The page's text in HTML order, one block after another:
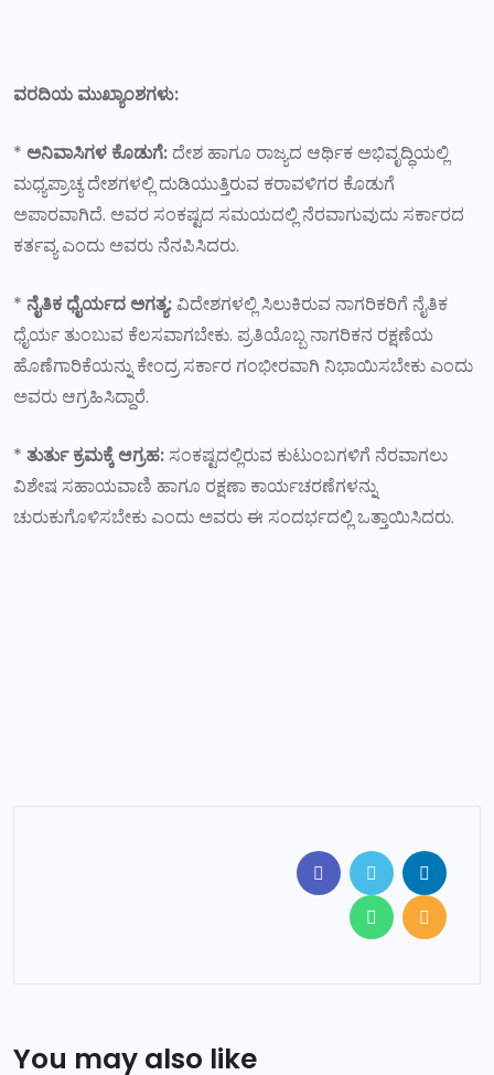
ವರದಿಯ ಮುಖ್ಯಾಂಶಗಳು:
* ಅನಿವಾಸಿಗಳ ಕೊಡುಗೆ: ದೇಶ ಹಾಗೂ ರಾಜ್ಯದ ಆರ್ಥಿಕ ಅಭಿವೃದ್ಧಿಯಲ್ಲಿ
ಮಧ್ಯಪ್ರಾಚ್ಯ ದೇಶಗಳಲ್ಲಿ ದುಡಿಯುತ್ತಿರುವ ಕರಾವಳಿಗರ ಕೊಡುಗೆ
ಅಪಾರವಾಗಿದೆ. ಅವರ ಸಂಕಷ್ಟದ ಸಮಯದಲ್ಲಿ ನೆರವಾಗುವುದು ಸರ್ಕಾರದ
ಕರ್ತವ್ಯ ಎಂದು ಅವರು ನೆನಪಿಸಿದರು.
* ನೈತಿಕ ಧೈರ್ಯದ ಅಗತ್ಯ:ವಿದೇಶಗಳಲ್ಲಿ ಸಿಲುಕಿರುವ ನಾಗರಿಕರಿಗೆ ನೈತಿಕ
ಧೈರ್ಯ ತುಂಬುವ ಕೆಲಸವಾಗಬೇಕು. ಪ್ರತಿಯೊಬ್ಬ ನಾಗರಿಕನ ರಕ್ಷಣೆಯ
ಹೊಣೆಗಾರಿಕೆಯನ್ನು ಕೇಂದ್ರ ಸರ್ಕಾರ ಗಂಭೀರವಾಗಿ ನಿಭಾಯಿಸಬೇಕು ಎಂದು
ಅವರು ಆಗ್ರಹಿಸಿದ್ದಾರೆ.
* ತುರ್ತು ಕ್ರಮಕ್ಕೆ ಆಗ್ರಹ: ಸಂಕಷ್ಟದಲ್ಲಿರುವ ಕುಟುಂಬಗಳಿಗೆ ನೆರವಾಗಲು
ವಿಶೇಷ ಸಹಾಯವಾಣಿ ಹಾಗೂ ರಕ್ಷಣಾ ಕಾರ್ಯಚರಣೆಗಳನ್ನು
ಚುರುಕುಗೊಳಿಸಬೇಕು ಎಂದು ಅವರು ಈ ಸಂದರ್ಭದಲ್ಲಿ ಒತ್ತಾಯಿಸಿದರು.
You may also like